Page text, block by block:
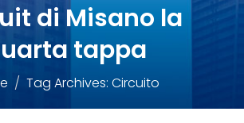
di Misano la
tappa
Tag Archives: Circuito